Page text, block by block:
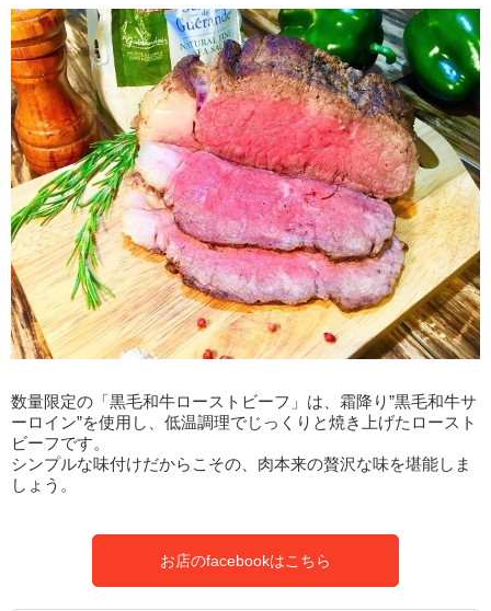
数量限定の「黒毛和牛ローストビーフ」は、霜降り”黒毛和牛サ
ーロイン”を使用し、低温調理でじっくりと焼き上げたロースト
ビーフです。
シンプルな味付けだからこその、肉本来の贅沢な味を堪能しま
しょう。
お店のfacebookはこちら